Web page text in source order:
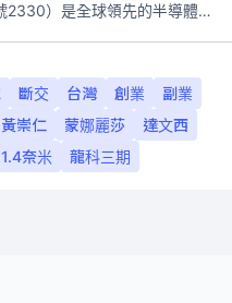
台積電（tSMC；股票代號2330）是全球領先的半導體代工公司，成立於1987年，總部位於台灣新竹。且已於美國、日本、德國及中國設廠，台積電是全球首家專業積體電路製造服務公司，也是全球最先進和最大規模的半導體代工廠。
斷交 台灣 創業
副業
黃崇仁 蒙娜麗莎
達文西
1.4奈米 龍科三期